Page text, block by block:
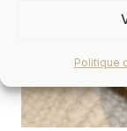
Politique